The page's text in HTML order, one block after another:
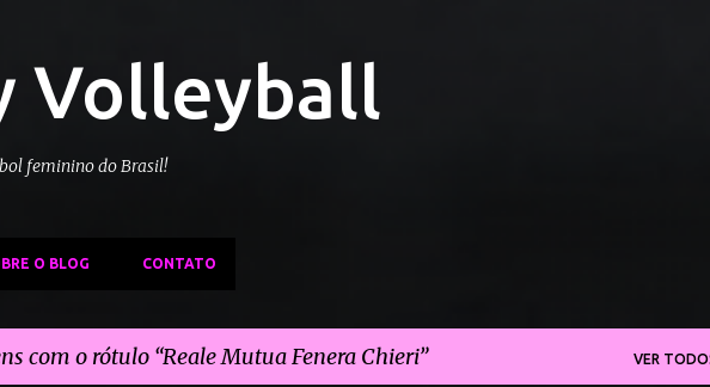
Volleyball
feminino do Brasil!
O BLOG CONTATO
com o rótulo Reale Mutua Fenera Chieri VER